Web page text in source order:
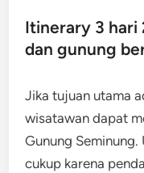
Itinerary 3 hari
dan gunung
Jika tujuan utama
wisatawan dapat
Gunung
cukup karena